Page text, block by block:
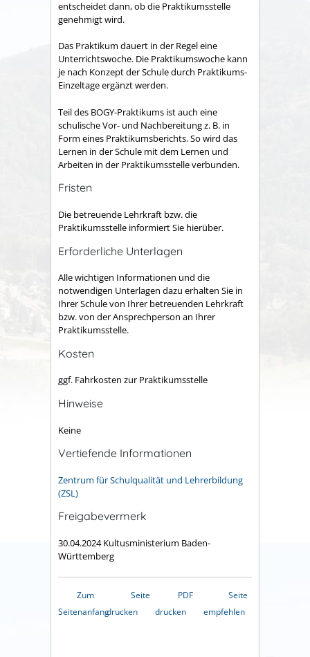
entscheidet dann, ob die Praktikumsstelle
genehmigt wird.
Das Praktikum dauert in der Regel eine
Unterrichtswoche. Die Praktikumswoche kann
je nach Konzept der Schule durch Praktikums-
Einzeltage ergänzt werden.
Teil des BOGY-Praktikums ist auch eine
schulische Vor- und Nachbereitung z. B. in
Form eines Praktikumsberichts. So wird das
Lernen in der Schule mit dem Lernen und
Arbeiten in der Praktikumsstelle verbunden.
Fristen
Die betreuende Lehrkraft bzw. die
Praktikumsstelle informiert Sie hierüber.
Erforderliche Unterlagen
Alle wichtigen Informationen und die
notwendigen Unterlagen dazu erhalten Sie in
Ihrer Schule von Ihrer betreuenden Lehrkraft
bzw. von der Ansprechperson an Ihrer
Praktikumsstelle.
Kosten
ggf. Fahrkosten zur Praktikumsstelle
Hinweise
Keine
Vertiefende Informationen
Zentrum für Schulqualität und Lehrerbildung
(ZSL)
Freigabevermerk
30.04.2024 Kultusministerium Baden-
Württemberg
Zum
Seitenanfang
Seite
drucken
PDF
drucken
Seite
empfehlen